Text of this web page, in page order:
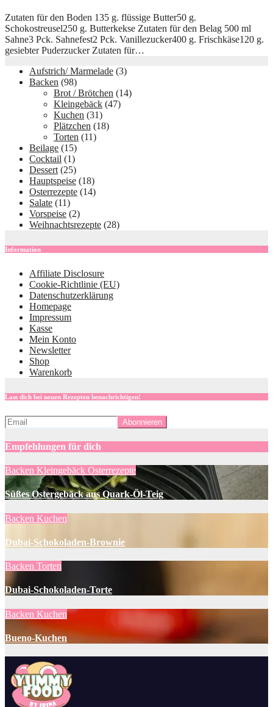
Zutaten für den Boden 135 g. flüssige Butter50 g.
Schokostreusel250 g. Butterkekse Zutaten für den Belag 500 ml
Sahne3 Pck. Sahnefest2 Pck. Vanillezucker400 g. Frischkäse120 g.
gesiebter Puderzucker Zutaten für…
Aufstrich/ Marmelade (3)
Backen (98)
Brot / Brötchen (14)
Kleingebäck (47)
Kuchen (31)
Plätzchen (18)
Torten (11)
Beilage (15)
Cocktail (1)
Dessert (25)
Hauptspeise (18)
Osterrezepte (14)
Salate (11)
Vorspeise (2)
Weihnachtsrezepte (28)
Information
Affiliate Disclosure
Cookie-Richtlinie (EU)
Datenschutzerklärung
Homepage
Impressum
Kasse
Mein Konto
Newsletter
Shop
Warenkorb
Lass dich bei neuen Rezepten benachrichtigen!
Empfehlungen für dich
Backen Kleingebäck Osterrezepte
Süßes Ostergebäck aus Quark-Öl-Teig
Backen Kuchen
Dubai-Schokoladen-Brownie
Backen Torten
Dubai-Schokoladen-Torte
Backen Kuchen
Bueno-Kuchen